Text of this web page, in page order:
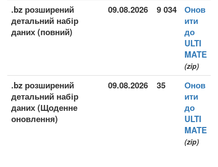
.bz розширений
детальний набір
даних (повний)
09.08.2026 9 034
Онов
ити
до
ULTI
MATE
(zip)
.bz розширений
детальний набір
даних (Щоденне
оновлення)
09.08.2026 35
Онов
ити
до
ULTI
MATE
(zip)